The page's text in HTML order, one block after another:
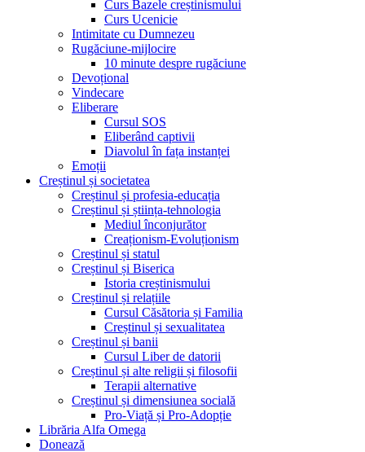
Curs Bazele creștinismului
Curs Ucenicie
Intimitate cu Dumnezeu
Rugăciune-mijlocire
10 minute despre rugăciune
Devoțional
Vindecare
Eliberare
Cursul SOS
Eliberând captivii
Diavolul în fața instanței
Emoții
Creștinul și societatea
Creștinul și profesia-educația
Creștinul și știința-tehnologia
Mediul înconjurător
Creaționism-Evoluționism
Creștinul și statul
Creștinul și Biserica
Istoria creștinismului
Creștinul și relațiile
Cursul Căsătoria și Familia
Creștinul și sexualitatea
Creștinul și banii
Cursul Liber de datorii
Creștinul și alte religii și filosofii
Terapii alternative
Creștinul și dimensiunea socială
Pro-Viață și Pro-Adopție
Librăria Alfa Omega
Donează